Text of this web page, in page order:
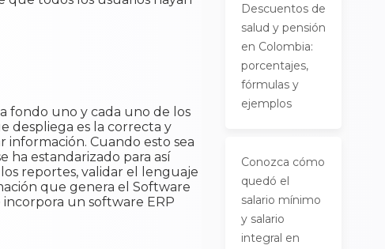
fondo uno y cada uno de los
despliega es la correcta y
Cuando esto sea
estandarizado para así
reportes, validar el lenguaje
que genera el Software
incorpora un software ERP
Descuentos de
salud y pensión
en Colombia:
porcentajes,
fórmulas y
ejemplos
Conozca cómo
quedó el
salario mínimo
y salario
integral en